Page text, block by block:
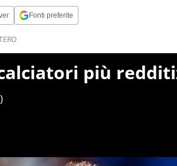
Fonti preferite
più